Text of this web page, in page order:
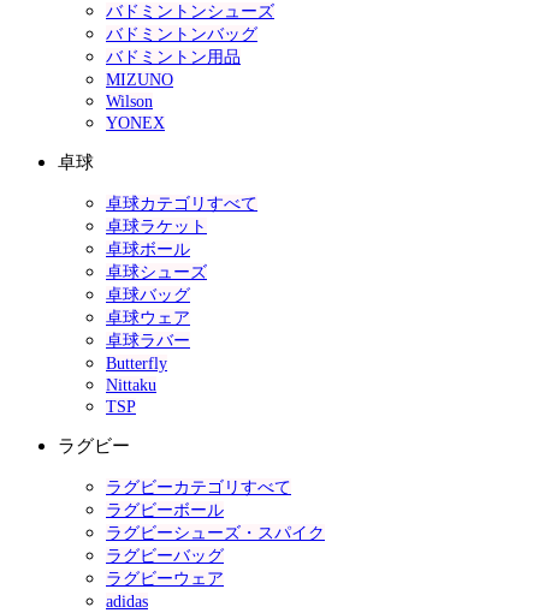
バドミントンシューズ
バドミントンバッグ
バドミントン用品
MIZUNO
Wilson
YONEX
卓球
卓球カテゴリすべて
卓球ラケット
卓球ボール
卓球シューズ
卓球バッグ
卓球ウェア
卓球ラバー
Butterfly
Nittaku
TSP
ラグビー
ラグビーカテゴリすべて
ラグビーボール
ラグビーシューズ・スパイク
ラグビーバッグ
ラグビーウェア
adidas